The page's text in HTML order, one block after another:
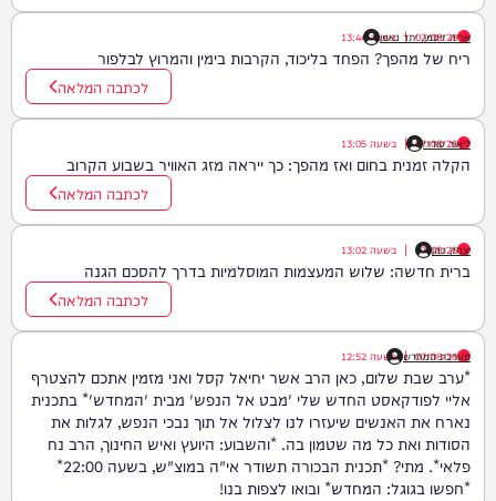
אריה זיסמן, יתד נאמן
07/08/26
| בשעה13:44
ריח של מהפך? הפחד בליכוד, הקרבות בימין והמרוץ לבלפור
לכתבה המלאה
ליאור סודרי
07/08/26
| בשעה 13:05
הקלה זמנית בחום ואז מהפך: כך ייראה מזג האוויר בשבוע הקרוב
לכתבה המלאה
יצחק כהן
07/08/26
| בשעה 13:02
ברית חדשה: שלוש המעצמות המוסלמיות בדרך להסכם הגנה
לכתבה המלאה
מערכת המחדש
07/08/26
| בשעה 12:52
*ערב שבת שלום, כאן הרב אשר יחיאל קסל ואני מזמין אתכם להצטרף
אליי לפודקאסט החדש שלי 'מבט אל הנפש' מבית 'המחדש'* בתכנית
נארח את האנשים שיעזרו לנו לצלול אל תוך נבכי הנפש, לגלות את
הסודות ואת כל מה שטמון בה. *והשבוע: היועץ ואיש החינוך, הרב נח
פלאי*. מתי? *תכנית הבכורה תשודר אי"ה במוצ"ש, בשעה 22:00*
*חפשו בגוגל: המחדש* ובואו לצפות בנו!